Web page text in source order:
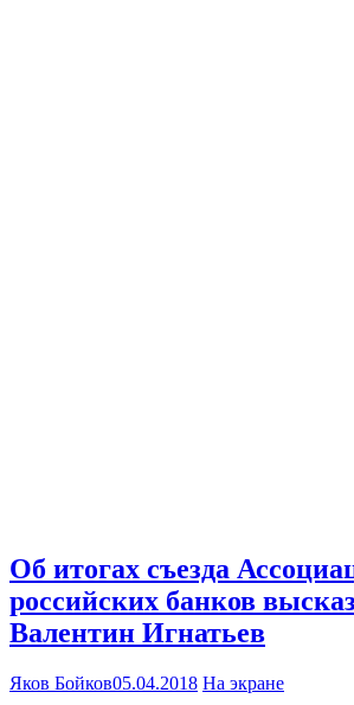
Об итогах съезда
российских банков
Валентин Игнатьев
Яков Бойков05.04.2018 На экране